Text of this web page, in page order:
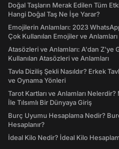
Doğal Taşların Merak Edilen Tüm
Hangi Doğal Taş Ne İşe Yarar?
Emojilerin Anlamları: 2023
Çok Kullanılan Emojiler ve Anlamları
Atasözleri ve Anlamları: A'dan Z'ye
Kullanılan Atasözleri ve Anlamları
Tavla Diziliş Şekli Nasıldır? Erkek
ve Oynama Yönleri
Tarot Kartları ve Anlamları
İle Tılsımlı Bir Dünyaya Giriş
Burç Uyumu Hesaplama Nedir?
Hesaplanır?
İdeal Kilo Nedir? İdeal Kilo